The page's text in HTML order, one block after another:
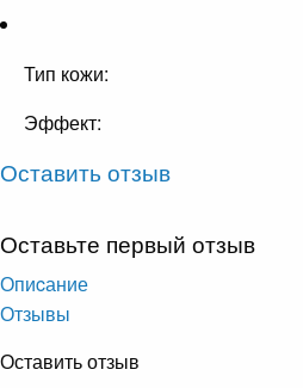
Тип кожи:
Эффект:
Оставить отзыв
Оставьте первый отзыв
Опиcание
Отзывы
Оставить отзыв